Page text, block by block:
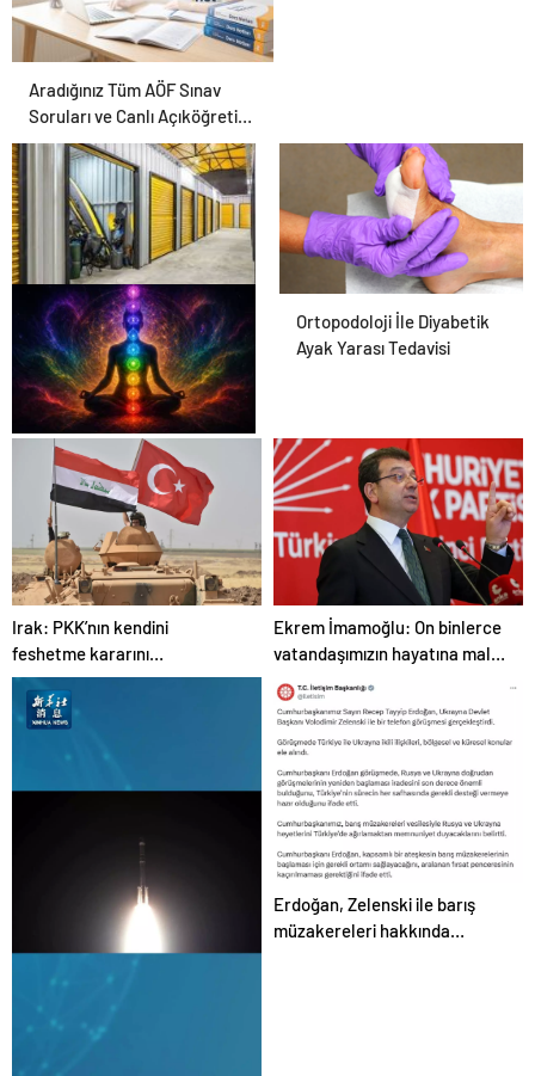
Aradığınız Tüm AÖF Sınav
Soruları ve Canlı Açıköğretim
Forumu Burada
Eşya Depolama Rehberi
Ortopodoloji İle Diyabetik
Ayak Yarası Tedavisi
Zihnin Gizemli Sınırları ve
Ötesi : Nasılnedir.com
Irak: PKK’nın kendini
feshetme kararını
memnuniyetle karşılıyoruz
Ekrem İmamoğlu: On binlerce
vatandaşımızın hayatına mal
olan dönemin kapanmasına
çok sevindim
Erdoğan, Zelenski ile barış
müzakereleri hakkında